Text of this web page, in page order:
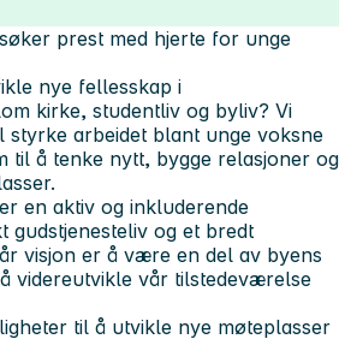
prest med hjerte for unge
nye fellesskap i
kirke, studentliv og byliv? Vi
styrke arbeidet blant unge voksne
til å tenke nytt, bygge relasjoner og
en aktiv og inkluderende
gudstjenesteliv og et bredt
visjon er å være en del av byens
videreutvikle vår tilstedeværelse
til å utvikle nye møteplasser